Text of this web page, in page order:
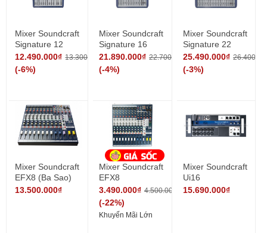
Mixer Soundcraft
Signature 12
12.490.000₫ 13.300.000₫
(-6%)
Mixer Soundcraft
Signature 16
21.890.000₫ 22.700.000₫
(-4%)
Mixer Soundcraft
Signature 22
25.490.000₫
(-3%)
Mixer Soundcraft
EFX8 (Ba Sao)
13.500.000₫
Mixer Soundcraft
EFX8
3.490.000₫ 4.500.000₫
(-22%)
Khuyến Mãi Lớn
Mixer Soundcraft
Ui16
15.690.000₫